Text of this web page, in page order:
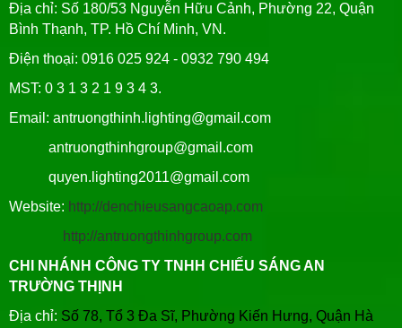
Địa chỉ: Số 180/53 Nguyễn Hữu Cảnh, Phường 22, Quận
Bình Thạnh, TP. Hồ Chí Minh, VN.
Điện thoại: 0916 025 924 - 0932 790 494
MST: 0 3 1 3 2 1 9 3 4 3.
Email: antruongthinh.lighting@gmail.com
antruongthinhgroup@gmail.com
quyen.lighting2011@gmail.com
Website: http://denchieusangcaoap.com
http://antruongthinhgroup.com
CHI NHÁNH CÔNG TY TNHH CHIẾU SÁNG AN
TRƯỜNG THỊNH
Địa chỉ: Số 78, Tổ 3 Đa Sĩ, Phường Kiến Hưng, Quận Hà